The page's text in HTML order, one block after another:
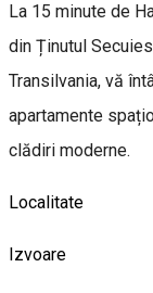
La 15 minute de
din Ținutul
Transilvania, vă
apartamente
clădiri moderne.
Localitate
Izvoare